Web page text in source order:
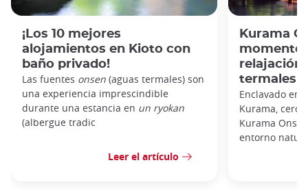
¡Los 10 mejores
alojamientos en Kioto con
baño privado!
Las fuentes onsen (aguas termales) son
una experiencia imprescindible
durante una estancia en un ryokan
(albergue tradic
Leer el artículo
Kurama
momento
relajación
termales
Enclavado en
Kurama,
Kurama
entorno